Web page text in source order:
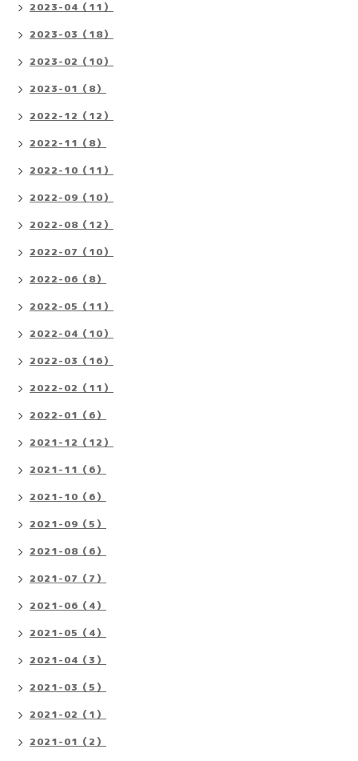
2023-04（11）
2023-03（18）
2023-02（10）
2023-01（8）
2022-12（12）
2022-11（8）
2022-10（11）
2022-09（10）
2022-08（12）
2022-07（10）
2022-06（8）
2022-05（11）
2022-04（10）
2022-03（16）
2022-02（11）
2022-01（6）
2021-12（12）
2021-11（6）
2021-10（6）
2021-09（5）
2021-08（6）
2021-07（7）
2021-06（4）
2021-05（4）
2021-04（3）
2021-03（5）
2021-02（1）
2021-01（2）